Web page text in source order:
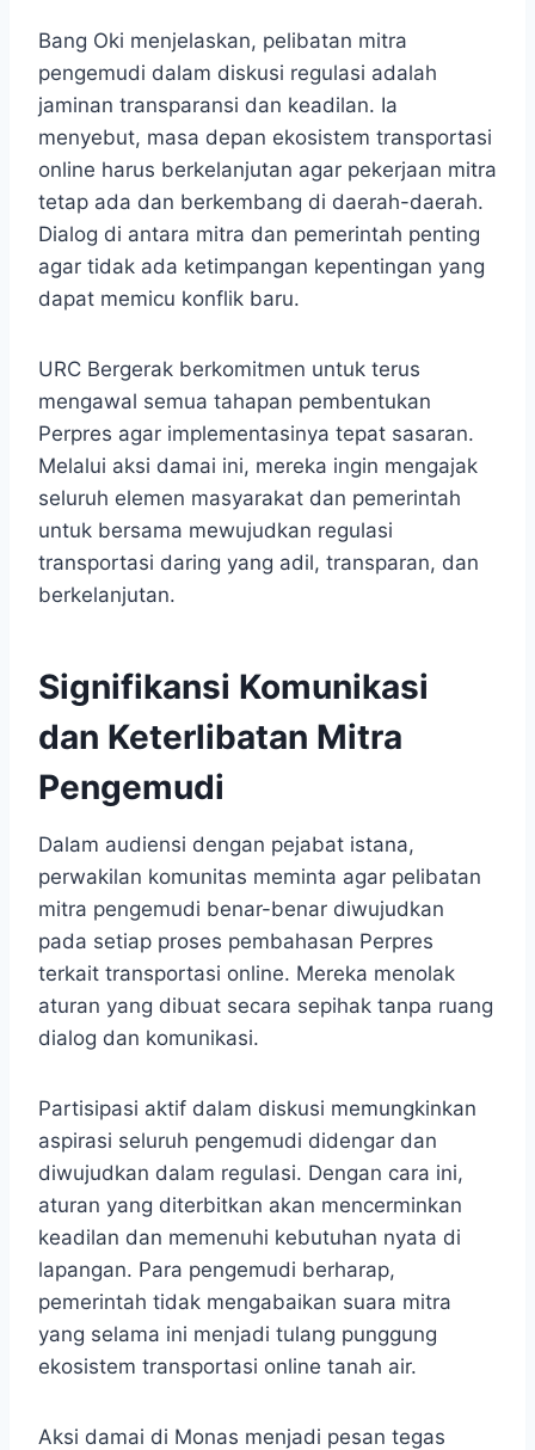
Bang Oki menjelaskan, pelibatan mitra
pengemudi dalam diskusi regulasi adalah
jaminan transparansi dan keadilan. Ia
menyebut, masa depan ekosistem transportasi
online harus berkelanjutan agar pekerjaan mitra
tetap ada dan berkembang di daerah-daerah.
Dialog di antara mitra dan pemerintah penting
agar tidak ada ketimpangan kepentingan yang
dapat memicu konflik baru.​
URC Bergerak berkomitmen untuk terus
mengawal semua tahapan pembentukan
Perpres agar implementasinya tepat sasaran.
Melalui aksi damai ini, mereka ingin mengajak
seluruh elemen masyarakat dan pemerintah
untuk bersama mewujudkan regulasi
transportasi daring yang adil, transparan, dan
berkelanjutan.​
Signifikansi Komunikasi
dan Keterlibatan Mitra
Pengemudi
Dalam audiensi dengan pejabat istana,
perwakilan komunitas meminta agar pelibatan
mitra pengemudi benar-benar diwujudkan
pada setiap proses pembahasan Perpres
terkait transportasi online. Mereka menolak
aturan yang dibuat secara sepihak tanpa ruang
dialog dan komunikasi.
Partisipasi aktif dalam diskusi memungkinkan
aspirasi seluruh pengemudi didengar dan
diwujudkan dalam regulasi. Dengan cara ini,
aturan yang diterbitkan akan mencerminkan
keadilan dan memenuhi kebutuhan nyata di
lapangan. Para pengemudi berharap,
pemerintah tidak mengabaikan suara mitra
yang selama ini menjadi tulang punggung
ekosistem transportasi online tanah air.​
Aksi damai di Monas menjadi pesan tegas